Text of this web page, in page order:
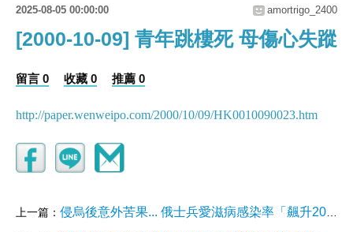
2025-08-05 00:00:00 amortrigo_2400
[2000-10-09] 青年跳樓死 母傷心失蹤
留言 0 收藏 0 推薦 0
http://paper.wenweipo.com/2000/10/09/HK0010090023.htm
上一篇： 侵烏後意外苦果... 俄士兵愛滋病感染率「飆升2000%」